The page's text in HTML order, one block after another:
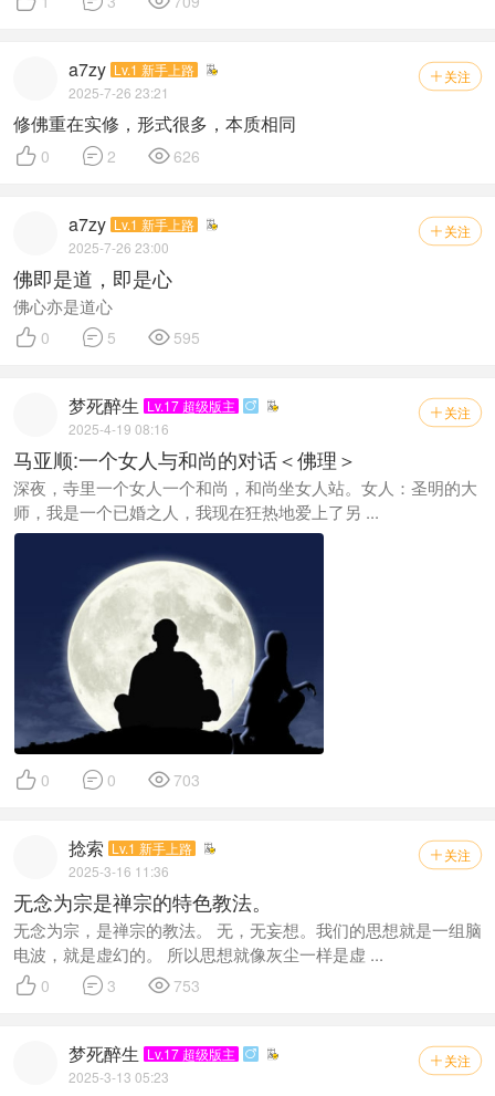
 关注
a7zy Lv.1 新手上路
2025-7-26 23:21
修佛重在实修，形式很多，本质相同
 0  2  626
 关注
a7zy Lv.1 新手上路
2025-7-26 23:00
佛即是道，即是心
佛心亦是道心
 0  5  595
 关注
梦死醉生 Lv.17 超级版主 
2025-4-19 08:16
马亚顺:一个女人与和尚的对话＜佛理＞
深夜，寺里一个女人一个和尚，和尚坐女人站。女人：圣明的大
师，我是一个已婚之人，我现在狂热地爱上了另 ...
 0  0  703
 关注
捻索 Lv.1 新手上路
2025-3-16 11:36
无念为宗是禅宗的特色教法。
无念为宗，是禅宗的教法。 无，无妄想。我们的思想就是一组脑
电波，就是虚幻的。 所以思想就像灰尘一样是虚 ...
 0  3  753
 关注
梦死醉生 Lv.17 超级版主 
2025-3-13 05:23